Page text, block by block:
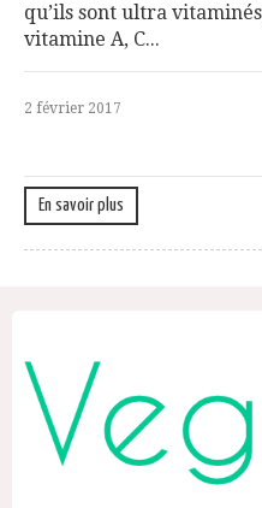
qu’ils sont ultra
vitamine A, C...
2 février 2017
En savoir plus